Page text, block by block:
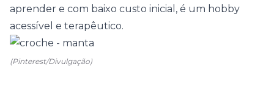
aprender e com baixo custo inicial, é um hobby
acessível e terapêutico.
(Pinterest/Divulgação)